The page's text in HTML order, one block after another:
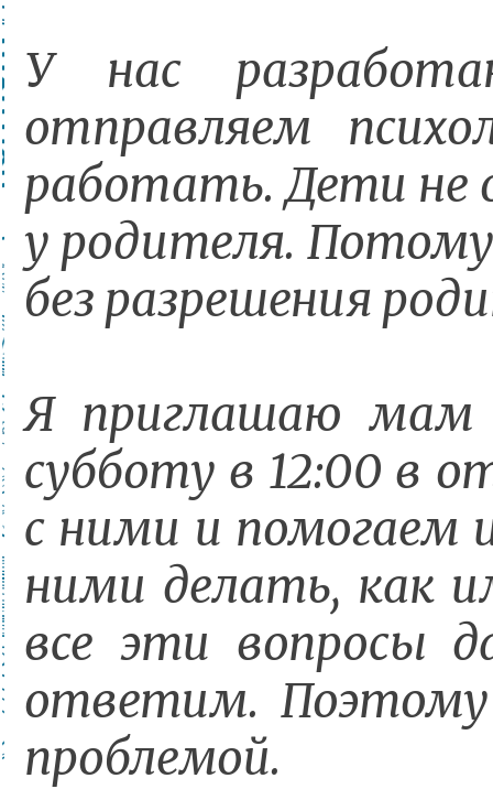
У нас
отправляем
работать. Дети не
у родителя.
без разрешения
Я приглашаю мам
субботу в 12:00 в
с ними и
ними делать, как
все эти вопросы
ответим. Поэтому
проблемой.